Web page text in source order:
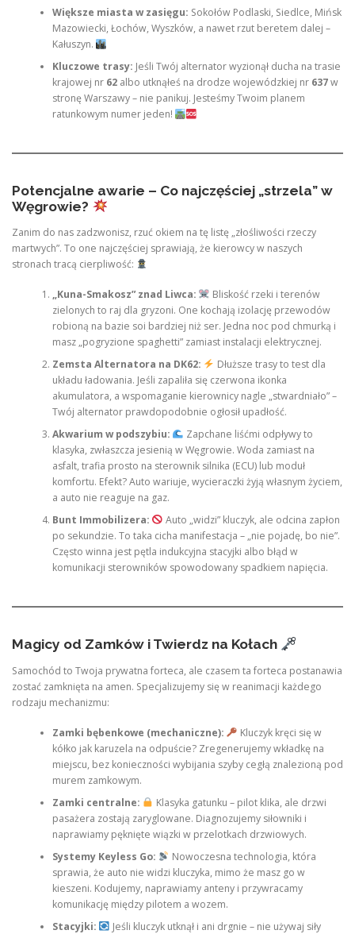
Większe miasta w zasięgu: Sokołów Podlaski, Siedlce, Mińsk
Mazowiecki, Łochów, Wyszków, a nawet rzut beretem dalej –
Kałuszyn.
Kluczowe trasy: Jeśli Twój alternator wyzionął ducha na trasie
krajowej nr 62albo utknąłeś na drodze wojewódzkiej nr 637w
stronę Warszawy – nie panikuj. Jesteśmy Twoim planem
ratunkowym numer jeden!
Potencjalne awarie – Co najczęściej „strzela” w
Węgrowie?
Zanim do nas zadzwonisz, rzuć okiem na tę listę „złośliwości rzeczy
martwych”. To one najczęściej sprawiają, że kierowcy w naszych
stronach tracą cierpliwość:
„Kuna-Smakosz” znad Liwca:
Bliskość rzeki i terenów
zielonych to raj dla gryzoni. One kochają izolację przewodów
robioną na bazie soi bardziej niż ser. Jedna noc pod chmurką i
masz „pogryzione spaghetti” zamiast instalacji elektrycznej.
Zemsta Alternatora na DK62:
Dłuższe trasy to test dla
układu ładowania. Jeśli zapaliła się czerwona ikonka
akumulatora, a wspomaganie kierownicy nagle „stwardniało” –
Twój alternator prawdopodobnie ogłosił upadłość.
Akwarium w podszybiu:
Zapchane liśćmi odpływy to
klasyka, zwłaszcza jesienią w Węgrowie. Woda zamiast na
asfalt, trafia prosto na sterownik silnika (ECU) lub moduł
komfortu. Efekt? Auto wariuje, wycieraczki żyją własnym życiem,
a auto nie reaguje na gaz.
Bunt Immobilizera:
Auto „widzi” kluczyk, ale odcina zapłon
po sekundzie. To taka cicha manifestacja – „nie pojadę, bo nie”.
Często winna jest pętla indukcyjna stacyjki albo błąd w
komunikacji sterowników spowodowany spadkiem napięcia.
Magicy od Zamków i Twierdz na Kołach
Samochód to Twoja prywatna forteca, ale czasem ta forteca postanawia
zostać zamknięta na amen. Specjalizujemy się w reanimacji każdego
rodzaju mechanizmu:
Zamki bębenkowe (mechaniczne):
Kluczyk kręci się w
kółko jak karuzela na odpuście? Zregenerujemy wkładkę na
miejscu, bez konieczności wybijania szyby cegłą znalezioną pod
murem zamkowym.
Zamki centralne:
Klasyka gatunku – pilot klika, ale drzwi
pasażera zostają zaryglowane. Diagnozujemy siłowniki i
naprawiamy pęknięte wiązki w przelotkach drzwiowych.
Systemy Keyless Go:
Nowoczesna technologia, która
sprawia, że auto nie widzi kluczyka, mimo że masz go w
kieszeni. Kodujemy, naprawiamy anteny i przywracamy
komunikację między pilotem a wozem.
Stacyjki:
Jeśli kluczyk utknął i ani drgnie – nie używaj siły